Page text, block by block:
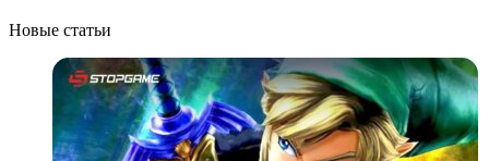
Новые статьи